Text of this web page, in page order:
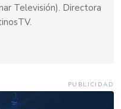
Televisión). Directora
PUBLICIDAD